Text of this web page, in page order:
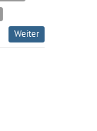
Weiter